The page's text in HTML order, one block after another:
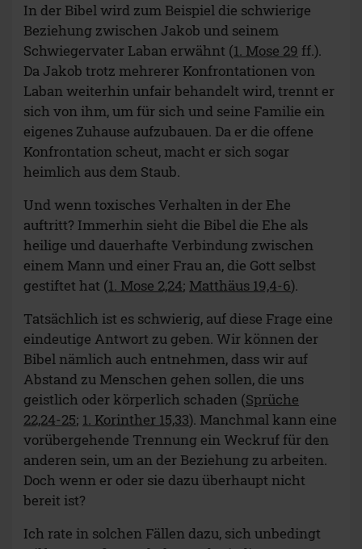
In der Bibel wird zum Beispiel die schwierige
Beziehung zwischen Jakob und seinem
Schwiegervater Laban erwähnt (1. Mose 29 ff.).
Da Jakob trotz mehrerer Konfrontationen von
Laban weiterhin unfair behandelt wird, trennt er
sich von ihm, um für sich und seine Familie ein
eigenes Zuhause aufzubauen. Da er die offene
Konfrontation scheut, macht er sich sogar
heimlich aus dem Staub.
Und wenn toxisches Verhalten in der Ehe
auftritt? Immerhin sieht die Bibel die Ehe als
heilige und dauerhafte Verbindung zwischen
einem Mann und einer Frau an, die Gott selbst
gestiftet hat (1. Mose 2,24; Matthäus 19,4-6).
Tatsächlich ist es schwierig, auf diese Frage eine
eindeutige Antwort zu geben. Wir können der
Bibel nämlich auch entnehmen, dass wir auf
Abstand zu Menschen gehen sollen, die uns
geistlich oder körperlich schaden (Sprüche
22,24-25; 1. Korinther 15,33). Manchmal kann eine
vorübergehende Trennung ein Weckruf für den
anderen sein, um an der Beziehung zu arbeiten.
Doch wenn er oder sie dazu überhaupt nicht
bereit ist?
Ich rate in solchen Fällen dazu, sich unbedingt